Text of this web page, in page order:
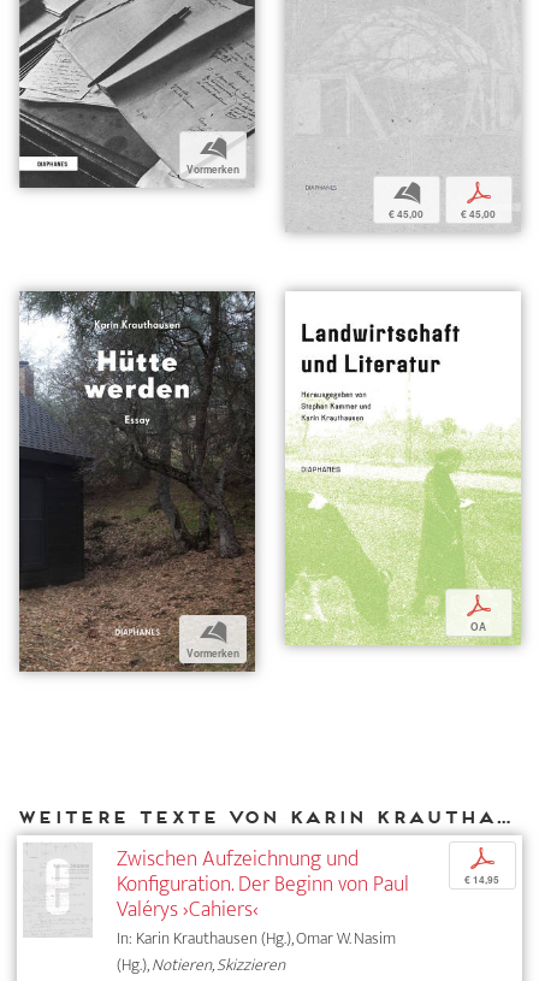
b
Vormerken
b
€ 45,00
p
€ 45,00
b
Vormerken
p
OA
Weitere Texte von Karin Krauthausen bei DIAPHANES
Zwischen Aufzeichnung und
Konfiguration. Der Beginn von Paul
Valérys ›Cahiers‹
In: Karin Krauthausen (Hg.), Omar W. Nasim
(Hg.),Notieren, Skizzieren
p
€ 14,95